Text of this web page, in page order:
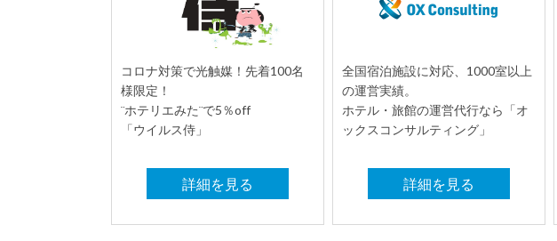
区、代表取締役：高田圭）は5月15
日、民泊事業者向けのセルフチェック
インシステム『mi...
コロナ対策で光触媒！先着100名
様限定！
¨ホテリエみた¨で5％off
「ウイルス侍」
詳細を見る
全国宿泊施設に対応、1000室以上
の運営実績。
ホテル・旅館の運営代行なら「オ
ックスコンサルティング」
詳細を見る